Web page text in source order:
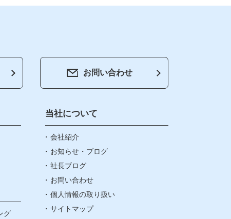
せ・ブログ
ログ
合わせ
報の取り扱い
お問い合わせ
グ
当社について
会社紹介
お知らせ・ブログ
社長ブログ
お問い合わせ
個人情報の取り扱い
サイトマップ